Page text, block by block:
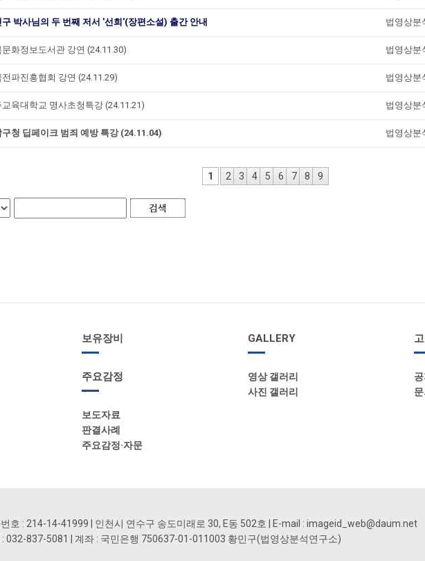
구 박사님의 두 번째 저서 '선희'(장편소설) 출간 안내 법영상분
문화정보도서관 강연 (24.11.30) 법영상분
전파진흥협회 강연 (24.11.29) 법영상분
교육대학교 명사초청특강 (24.11.21) 법영상분
구청 딥페이크 범죄 예방 특강 (24.11.04) 법영상분
1 2 3 4 5 6 7 8 9
보유장비
주요감정
보도자료
판결사례
주요감정·자문
GALLERY
영상 갤러리
사진 갤러리
문
호 : 214-14-41999 | 인천시 연수구 송도미래로 30, E동 502호 | E-mail : imageid_web@daum.net
: 032-837-5081 | 계좌 : 국민은행 750637-01-011003 황민구(법영상분석연구소)